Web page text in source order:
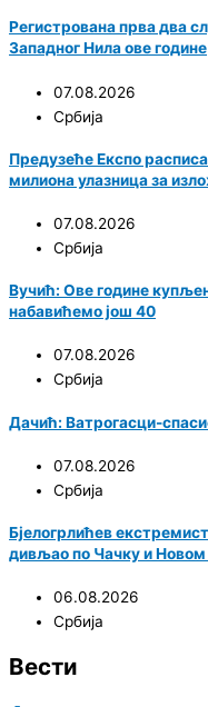
Регистрована прва два
Западног Нила ове године
07.08.2026
Србија
Предузеће Експо
милиона улазница за
07.08.2026
Србија
Вучић: Ове године
набавићемо још 40
07.08.2026
Србија
Дачић: Ватрогасци-
07.08.2026
Србија
Бјелогрлићев
дивљао по Чачку и
06.08.2026
Србија
Вести